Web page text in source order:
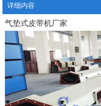
详细内容
气垫式皮带机厂家